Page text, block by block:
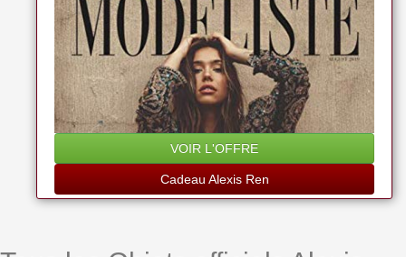
VOIR L'OFFRE
Cadeau Alexis Ren